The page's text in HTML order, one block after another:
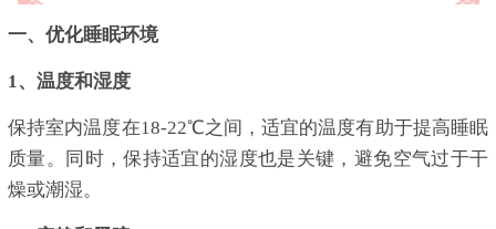
一、优化睡眠环境
1、温度和湿度
保持室内温度在18-22℃之间，适宜的温度有助于提高睡眠
质量。同时，保持适宜的湿度也是关键，避免空气过于干
燥或潮湿。